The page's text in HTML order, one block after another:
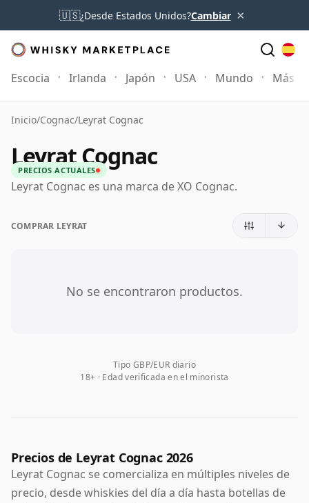
🇺🇸¿Desde Estados Unidos?Cambiar ×
Escocia Irlanda Japón USA Mundo Más
Inicio/Cognac/Leyrat Cognac
Leyrat Cognac
PRECIOS ACTUALES
Leyrat Cognac es una marca de XO Cognac.
COMPRAR LEYRAT
No se encontraron productos.
Tipo GBP/EUR diario
18+ · Edad verificada en el minorista
Precios de Leyrat Cognac 2026
Leyrat Cognac se comercializa en múltiples niveles de
precio, desde whiskies del día a día hasta botellas de